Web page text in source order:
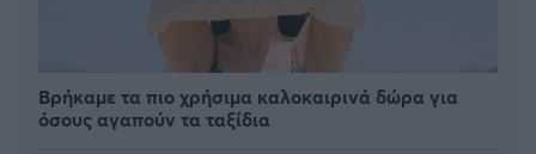
Βρήκαμε τα πιο χρήσιμα καλοκαιρινά δώρα για
όσους αγαπούν τα ταξίδια